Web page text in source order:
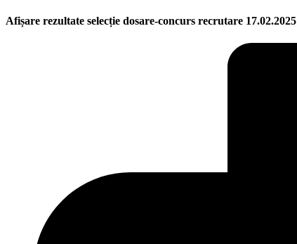
Afișare rezultate selecție dosare-concurs recrutare 17.02.2025